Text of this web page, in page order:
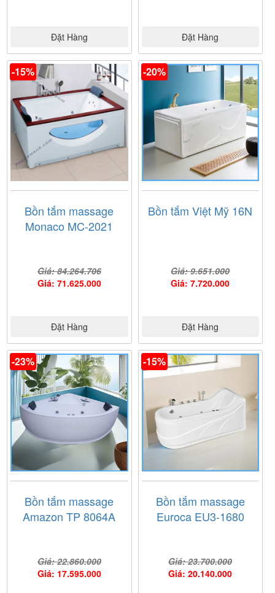
Đặt Hàng Đặt Hàng
-15%
Bồn tắm massage
Monaco MC-2021
Giá: 84.264.706
Giá: 71.625.000
Đặt Hàng
-20%
Bồn tắm Việt Mỹ 16N
Giá: 9.651.000
Giá: 7.720.000
Đặt Hàng
-23%
Bồn tắm massage
Amazon TP 8064A
Giá: 22.860.000
Giá: 17.595.000
-15%
Bồn tắm massage
Euroca EU3-1680
Giá: 23.700.000
Giá: 20.140.000